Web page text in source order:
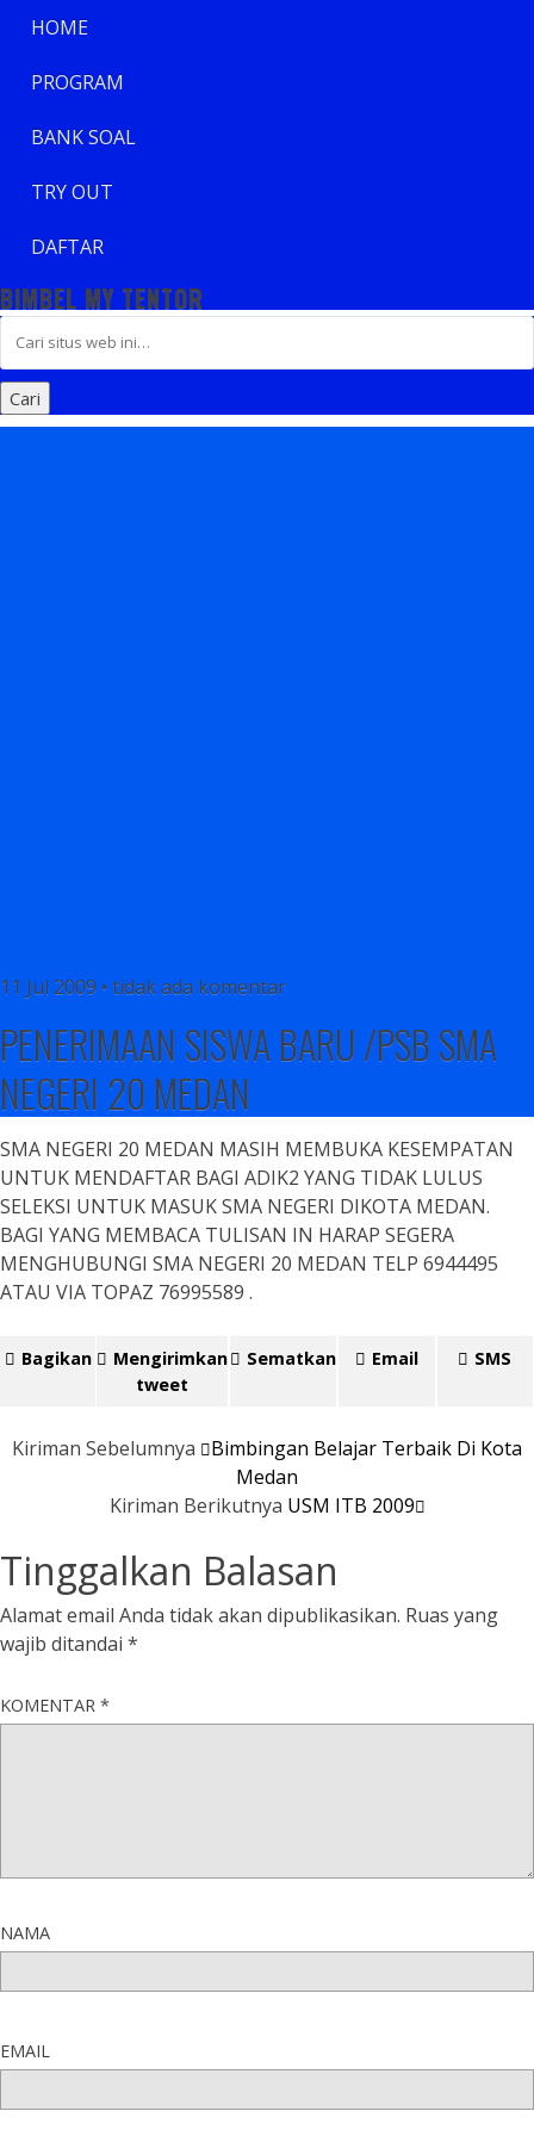
HOME
PROGRAM
BANK SOAL
TRY OUT
DAFTAR
BIMBEL MY TENTOR
11 Jul 2009 • tidak ada komentar
PENERIMAAN SISWA BARU /PSB SMA
NEGERI 20 MEDAN
SMA NEGERI 20 MEDAN MASIH MEMBUKA KESEMPATAN
UNTUK MENDAFTAR BAGI ADIK2 YANG TIDAK LULUS
SELEKSI UNTUK MASUK SMA NEGERI DIKOTA MEDAN.
BAGI YANG MEMBACA TULISAN IN HARAP SEGERA
MENGHUBUNGI SMA NEGERI 20 MEDAN TELP 6944495
ATAU VIA TOPAZ 76995589 .
Bagikan
Mengirimkan
tweet
Sematkan Email SMS
Kiriman Sebelumnya
Bimbingan Belajar Terbaik Di Kota
Medan
Kiriman Berikutnya USM ITB 2009
Tinggalkan Balasan
Alamat email Anda tidak akan dipublikasikan. Ruas yang
wajib ditandai *
KOMENTAR *
NAMA
EMAIL